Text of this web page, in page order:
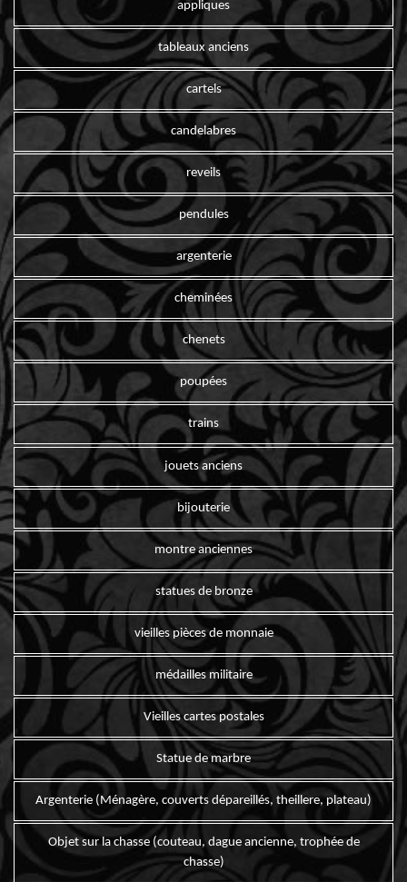
appliques
tableaux anciens
cartels
candelabres
reveils
pendules
argenterie
cheminées
chenets
poupées
trains
jouets anciens
bijouterie
montre anciennes
statues de bronze
vieilles pièces de monnaie
médailles militaire
Vieilles cartes postales
Statue de marbre
Argenterie (Ménagère, couverts dépareillés, theillere, plateau)
Objet sur la chasse (couteau, dague ancienne, trophée de
chasse)